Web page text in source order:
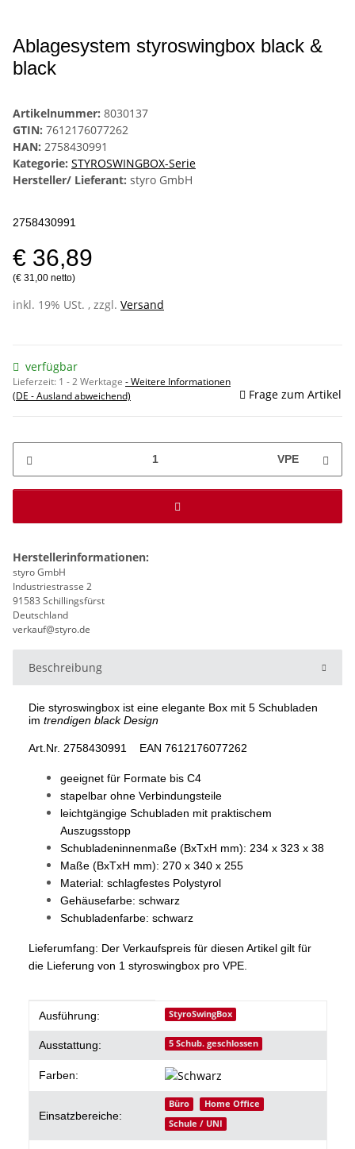
Ablagesystem styroswingbox black &
black
Artikelnummer: 8030137
GTIN: 7612176077262
HAN: 2758430991
Kategorie: STYROSWINGBOX-Serie
Hersteller/ Lieferant: styro GmbH
2758430991
€ 36,89
(€ 31,00 netto)
inkl. 19% USt. , zzgl. Versand
verfügbar
Lieferzeit: 1 - 2 Werktage - Weitere Informationen
(DE - Ausland abweichend)
Frage zum Artikel
VPE
Herstellerinformationen:
styro GmbH
Industriestrasse 2
91583 Schillingsfürst
Deutschland
verkauf@styro.de
Beschreibung
Die styroswingbox ist eine elegante Box mit 5 Schubladen
im trendigen black Design
Art.Nr. 2758430991 EAN 7612176077262
geeignet für Formate bis C4
stapelbar ohne Verbindungsteile
leichtgängige Schubladen mit praktischem
Auszugsstopp
Schubladeninnenmaße (BxTxH mm): 234 x 323 x 38
Maße (BxTxH mm): 270 x 340 x 255
Material: schlagfestes Polystyrol
Gehäusefarbe: schwarz
Schubladenfarbe: schwarz
Lieferumfang: Der Verkaufspreis für diesen Artikel gilt für
die Lieferung von 1 styroswingbox pro VPE.
Produkteigenschaft
Wert
Ausführung: StyroSwingBox
Ausstattung: 5 Schub. geschlossen
Farben:
Einsatzbereiche:
Büro
Home Office
Schule / UNI